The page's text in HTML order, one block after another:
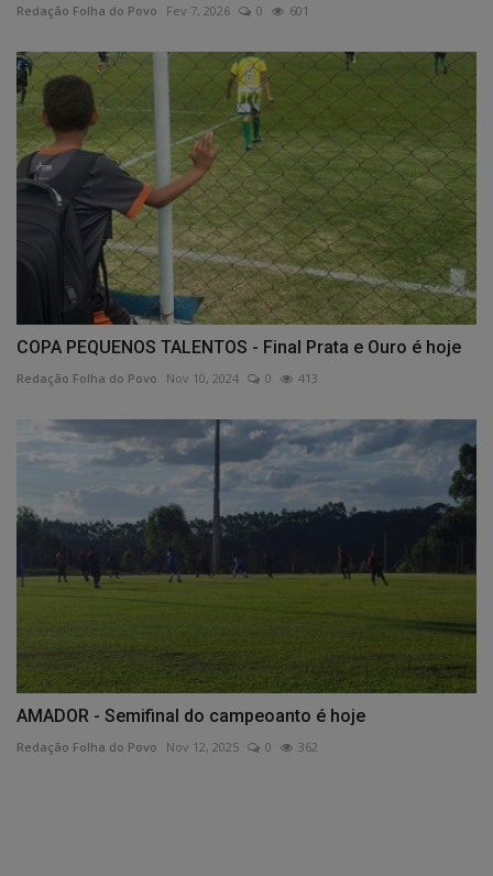
Redação Folha do Povo Fev 7, 2026 0 601
COPA PEQUENOS TALENTOS - Final Prata e Ouro é hoje
Redação Folha do Povo Nov 10, 2024 0 413
AMADOR - Semifinal do campeoanto é hoje
Redação Folha do Povo Nov 12, 2025 0 362